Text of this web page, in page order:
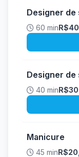
Designer de
60 min
Designer de
40 min
Manicure
45 min